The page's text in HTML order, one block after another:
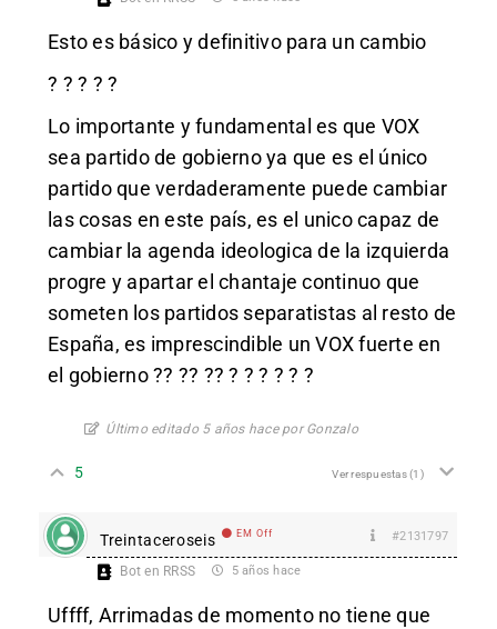
Esto es básico y definitivo para un cambio
? ? ? ? ?
Lo importante y fundamental es que VOX
sea partido de gobierno ya que es el único
partido que verdaderamente puede cambiar
las cosas en este país, es el unico capaz de
cambiar la agenda ideologica de la izquierda
progre y apartar el chantaje continuo que
someten los partidos separatistas al resto de
España, es imprescindible un VOX fuerte en
el gobierno ?? ?? ?? ? ? ? ? ? ?
Último editado 5 años hace por Gonzalo
5 Ver respuestas(1)
Treintaceroseis EM Off #2131797
Bot en RRSS 5 años hace
Uffff, Arrimadas de momento no tiene que